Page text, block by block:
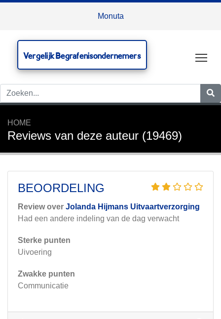
Monuta
Vergelijk Begrafenisondernemers
HOME
Reviews van deze auteur (19469)
BEOORDELING
Review over Jolanda Hijmans Uitvaartverzorging
Had een andere indeling van de dag verwacht
Sterke punten
Uivoering
Zwakke punten
Communicatie